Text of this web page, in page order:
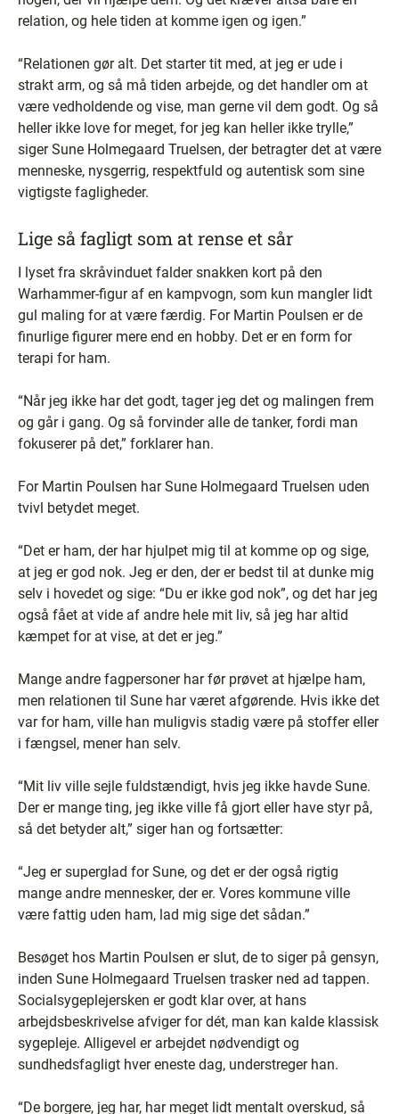
relation, og hele tiden at komme igen og igen.”
“Relationen gør alt. Det starter tit med, at jeg er ude i
strakt arm, og så må tiden arbejde, og det handler om at
være vedholdende og vise, man gerne vil dem godt. Og så
heller ikke love for meget, for jeg kan heller ikke trylle,”
siger Sune Holmegaard Truelsen, der betragter det at være
menneske, nysgerrig, respektfuld og autentisk som sine
vigtigste fagligheder.
Lige så fagligt som at rense et sår
I lyset fra skråvinduet falder snakken kort på den
Warhammer-figur af en kampvogn, som kun mangler lidt
gul maling for at være færdig. For Martin Poulsen er de
finurlige figurer mere end en hobby. Det er en form for
terapi for ham.
“Når jeg ikke har det godt, tager jeg det og malingen frem
og går i gang. Og så forvinder alle de tanker, fordi man
fokuserer på det,” forklarer han.
For Martin Poulsen har Sune Holmegaard Truelsen uden
tvivl betydet meget.
“Det er ham, der har hjulpet mig til at komme op og sige,
at jeg er god nok. Jeg er den, der er bedst til at dunke mig
selv i hovedet og sige: “Du er ikke god nok”, og det har jeg
også fået at vide af andre hele mit liv, så jeg har altid
kæmpet for at vise, at det er jeg.”
Mange andre fagpersoner har før prøvet at hjælpe ham,
men relationen til Sune har været afgørende. Hvis ikke det
var for ham, ville han muligvis stadig være på stoffer eller
i fængsel, mener han selv.
“Mit liv ville sejle fuldstændigt, hvis jeg ikke havde Sune.
Der er mange ting, jeg ikke ville få gjort eller have styr på,
så det betyder alt,” siger han og fortsætter:
“Jeg er superglad for Sune, og det er der også rigtig
mange andre mennesker, der er. Vores kommune ville
være fattig uden ham, lad mig sige det sådan.”
Besøget hos Martin Poulsen er slut, de to siger på gensyn,
inden Sune Holmegaard Truelsen trasker ned ad tappen.
Socialsygeplejersken er godt klar over, at hans
arbejdsbeskrivelse afviger for dét, man kan kalde klassisk
sygepleje. Alligevel er arbejdet nødvendigt og
sundhedsfagligt hver eneste dag, understreger han.
“De borgere, jeg har, har meget lidt mentalt overskud, så